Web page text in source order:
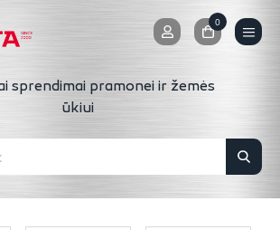
0
0
sprendimai pramonei ir žemės
ūkiui